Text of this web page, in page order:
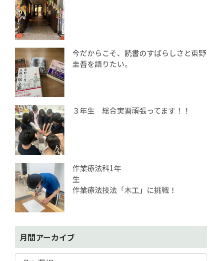
今だからこそ、読書のすばらしさと東野
圭吾を語りたい。
３年生 総合実習頑張ってます！！
作業療法科1年
生
作業療法技法「木工」に挑戦！
月間アーカイブ